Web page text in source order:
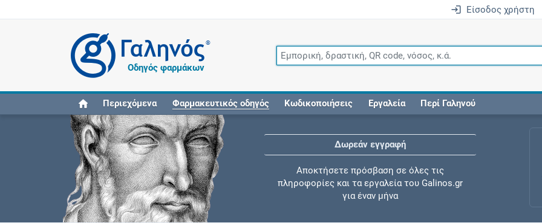
Είσοδος χρήστη
®
Οδηγός φαρμάκων
Περιεχόμενα Φαρμακευτικός οδηγός Κωδικοποιήσεις Εργαλεία Περί Γαληνού
Δωρεάν εγγραφή
Αποκτήσετε πρόσβαση σε όλες τις
πληροφορίες και τα εργαλεία του Galinos.gr
για έναν μήνα